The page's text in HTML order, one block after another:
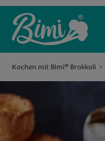
Kochen mit Bimi® Brokkoli